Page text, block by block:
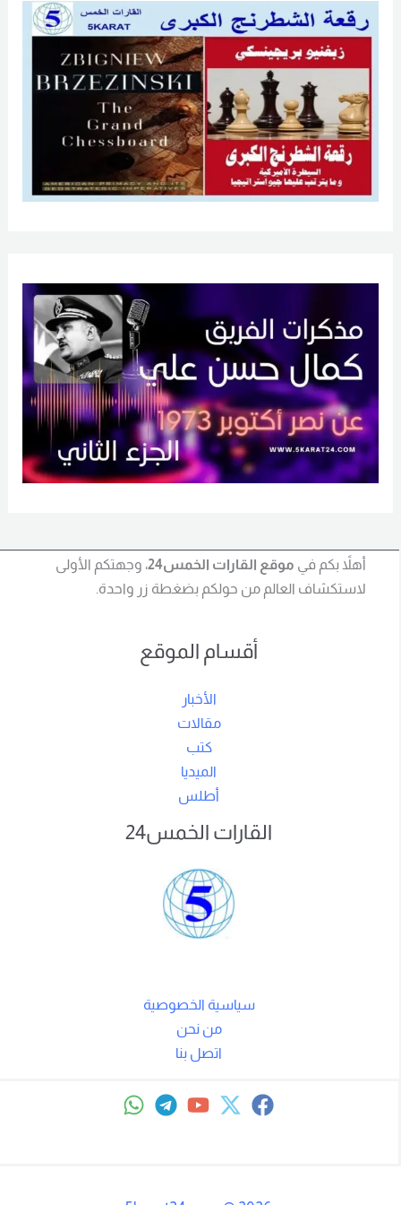
أهلاً بكم في موقع القارات الخمس24
، وجهتكم الأولى
لاستكشاف العالم من حولكم بضغطة زر واحدة.
أقسام الموقع
الأخبار
مقالات
كتب
الميديا
أطلس
القارات الخمس24
سياسية الخصوصية
من نحن
اتصل بنا